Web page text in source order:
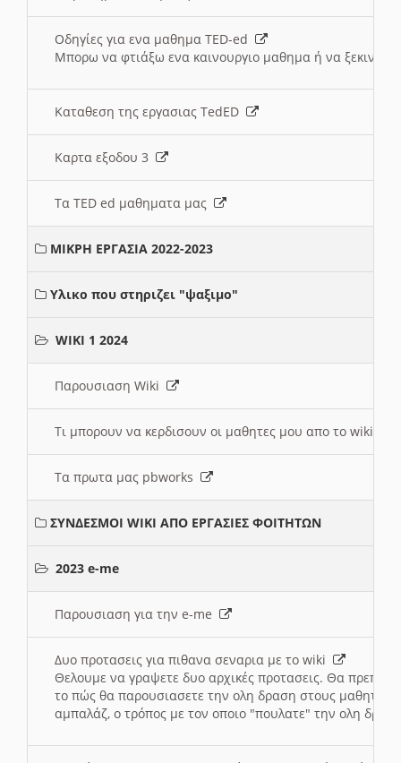
Οδηγίες για ενα μαθημα TED-ed
Μπορω να φτιάξω ενα καινουργιο μαθημα ή να
Καταθεση της εργασιας TedED
Καρτα εξοδου 3
Τα TED ed μαθηματα μας
ΜΙΚΡΗ ΕΡΓΑΣΙΑ 2022-2023
Υλικο που στηριζει "ψαξιμο"
WIKI 1 2024
Παρουσιαση Wiki
Τι μπορουν να κερδισουν οι μαθητες μου απο το wiki
Τα πρωτα μας pbworks
ΣΥΝΔΕΣΜΟΙ WIKI ΑΠΟ ΕΡΓΑΣΙΕΣ ΦΟΙΤΗΤΩΝ
2023 e-me
Παρουσιαση για την e-me
Δυο προτασεις για πιθανα σεναρια με το wiki
Θελουμε να γραψετε δυο αρχικές προτασεις. Θα πρεπει
το πώς θα παρουσιασετε την ολη δραση στους μαθητες
αμπαλάζ, ο τρόπος με τον οποιο "πουλατε" την ολη